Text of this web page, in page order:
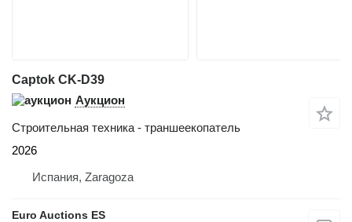
Captok CK-D39
Аукцион
Строительная техника - траншеекопатель
2026
Испания, Zaragoza
Euro Auctions ES